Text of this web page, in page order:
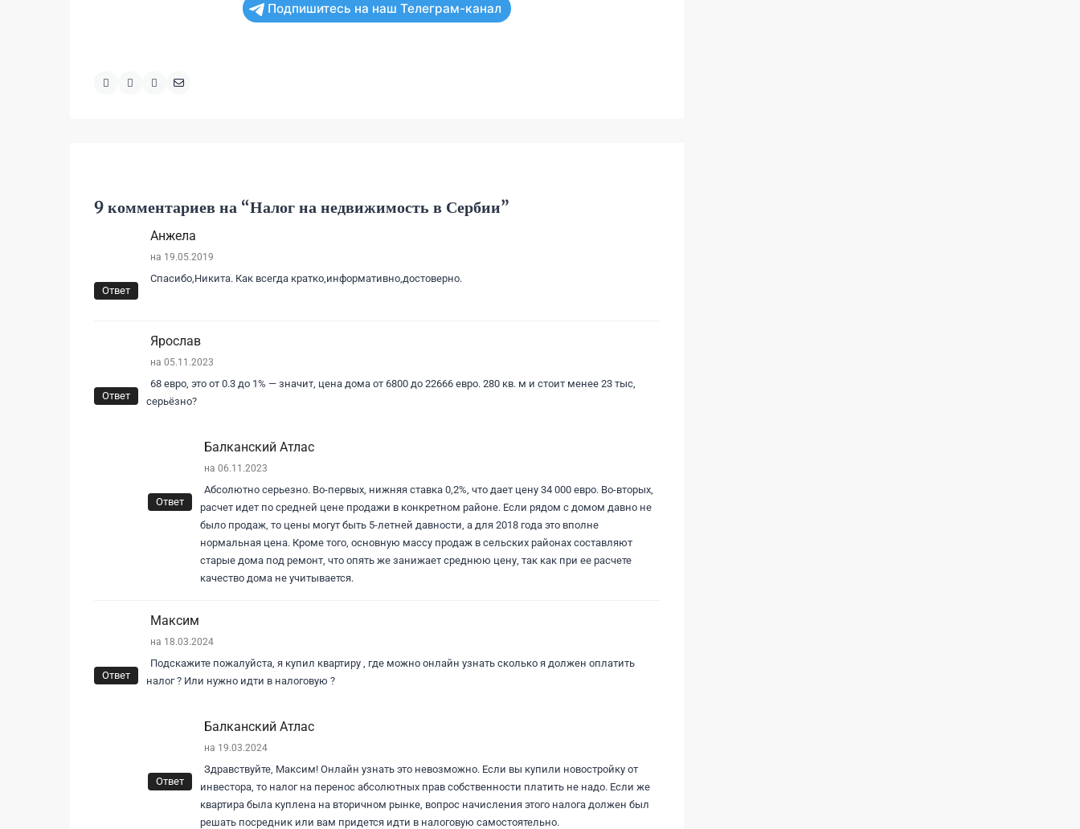
Подпишитесь на наш Телеграм-канал
9 комментариев на “Налог на недвижимость в Сербии”
Ответ
Анжела
на 19.05.2019
Спасибо,Никита. Как всегда кратко,информативно,достоверно.
Ответ
Ярослав
на 05.11.2023
68 евро, это от 0.3 до 1% — значит, цена дома от 6800 до 22666 евро. 280 кв. м и стоит менее 23 тыс,
серьёзно?
Ответ
Балканский Атлас
на 06.11.2023
Абсолютно серьезно. Во-первых, нижняя ставка 0,2%, что дает цену 34 000 евро. Во-вторых,
расчет идет по средней цене продажи в конкретном районе. Если рядом с домом давно не
было продаж, то цены могут быть 5-летней давности, а для 2018 года это вполне
нормальная цена. Кроме того, основную массу продаж в сельских районах составляют
старые дома под ремонт, что опять же занижает среднюю цену, так как при ее расчете
качество дома не учитывается.
Ответ
Максим
на 18.03.2024
Подскажите пожалуйста, я купил квартиру , где можно онлайн узнать сколько я должен оплатить
налог ? Или нужно идти в налоговую ?
Ответ
Балканский Атлас
на 19.03.2024
Здравствуйте, Максим! Онлайн узнать это невозможно. Если вы купили новостройку от
инвестора, то налог на перенос абсолютных прав собственности платить не надо. Если же
квартира была куплена на вторичном рынке, вопрос начисления этого налога должен был
решать посредник или вам придется идти в налоговую самостоятельно.